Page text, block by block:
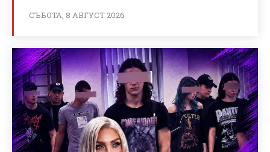
СЪБОТА, 8 АВГУСТ 2026